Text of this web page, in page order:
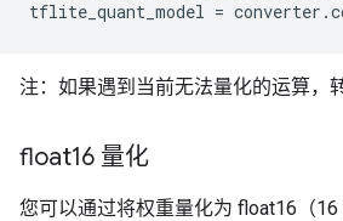
注：如果遇到当前无法量化的运算，
float16 量化
您可以通过将权重量化为 float16（16